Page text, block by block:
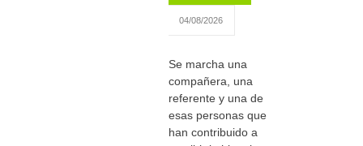
04/08/2026
Se marcha una
compañera, una
referente y una de
esas personas que
han contribuido a